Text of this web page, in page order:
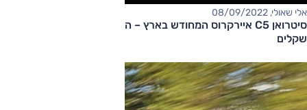
אלי שאולי, 08/09/2022
שקלים